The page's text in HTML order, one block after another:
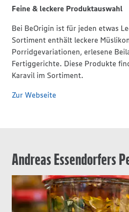
Feine & leckere Produktauswahl
Bei BeOrigin ist für jeden etwas
Sortiment enthält leckere
Porridgevariationen, erlesene
Fertiggerichte. Diese Produkte
Karavil im Sortiment.
Zur Webseite
Andreas Essendorfers